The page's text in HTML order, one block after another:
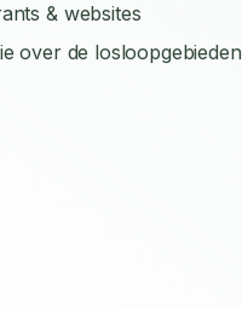
& websites
over de losloopgebieden